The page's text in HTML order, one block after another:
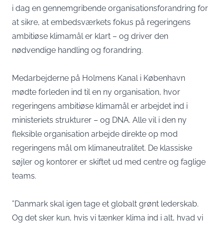
i dag en gennemgribende organisationsforandring for
at sikre, at embedsværkets fokus på regeringens
ambitiøse klimamål er klart – og driver den
nødvendige handling og forandring.
Medarbejderne på Holmens Kanal i København
mødte forleden ind til en ny organisation, hvor
regeringens ambitiøse klimamål er arbejdet ind i
ministeriets strukturer – og DNA. Alle vil i den ny
fleksible organisation arbejde direkte op mod
regeringens mål om klimaneutralitet. De klassiske
søjler og kontorer er skiftet ud med centre og faglige
teams.
”Danmark skal igen tage et globalt grønt lederskab.
Og det sker kun, hvis vi tænker klima ind i alt, hvad vi